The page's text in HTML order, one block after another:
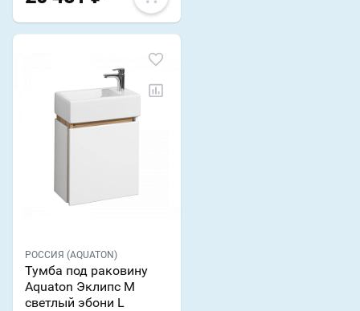
РОССИЯ (AQUATON)
Тумба под раковину
Aquaton Эклипс М
светлый эбони L